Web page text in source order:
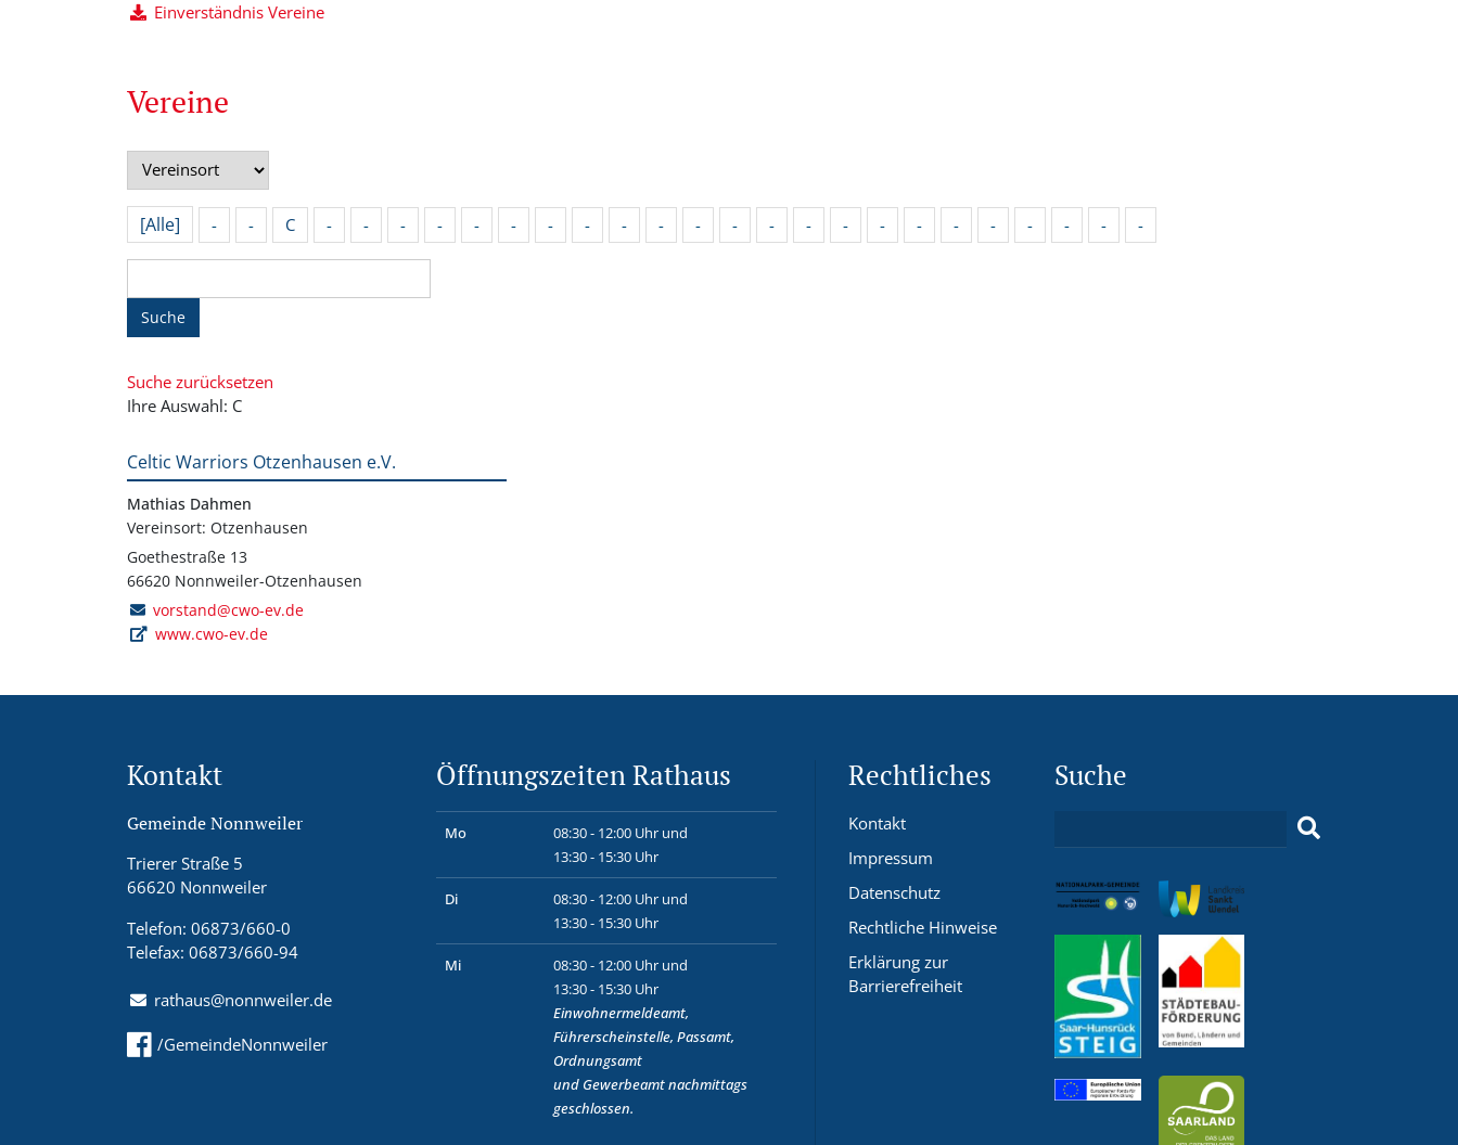
Einverständnis Vereine
Vereine
[Alle] - - C - - - - - - - - - - - - - - - - - - - - - - -
Suche
Suche zurücksetzen
Ihre Auswahl: C
Celtic Warriors Otzenhausen e.V.
Mathias Dahmen
Vereinsort: Otzenhausen
Goethestraße 13
66620 Nonnweiler-Otzenhausen
vorstand@cwo-ev.de
www.cwo-ev.de
Kontakt
Gemeinde Nonnweiler
Trierer Straße 5
66620 Nonnweiler
Telefon: 06873/660-0
Telefax: 06873/660-94
rathaus@nonnweiler.de
/GemeindeNonnweiler
Öffnungszeiten Rathaus
Mo
08:30 - 12:00 Uhr und
13:30 - 15:30 Uhr
Di
08:30 - 12:00 Uhr und
13:30 - 15:30 Uhr
Mi
08:30 - 12:00 Uhr und
13:30 - 15:30 Uhr
Einwohnermeldeamt,
Führerscheinstelle, Passamt,
Ordnungsamt
und Gewerbeamtnachmittags
geschlossen.
Rechtliches
Kontakt
Impressum
Datenschutz
Rechtliche Hinweise
Erklärung zur
Barrierefreiheit
Suche